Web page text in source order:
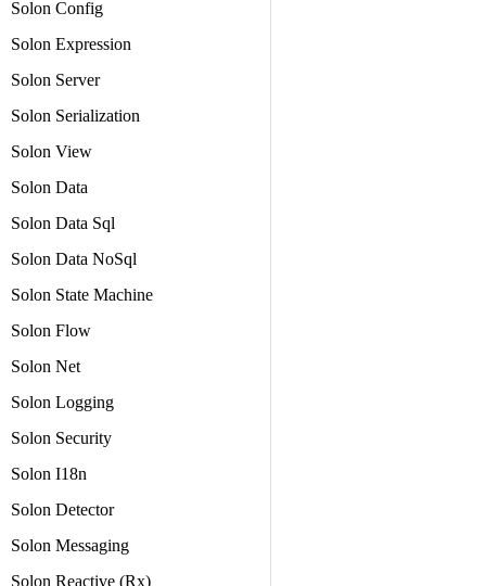
Solon Config
Solon Expression
Solon Server
Solon Serialization
Solon View
Solon Data
Solon Data Sql
Solon Data NoSql
Solon State Machine
Solon Flow
Solon Net
Solon Logging
Solon Security
Solon I18n
Solon Detector
Solon Messaging
Solon Reactive (Rx)